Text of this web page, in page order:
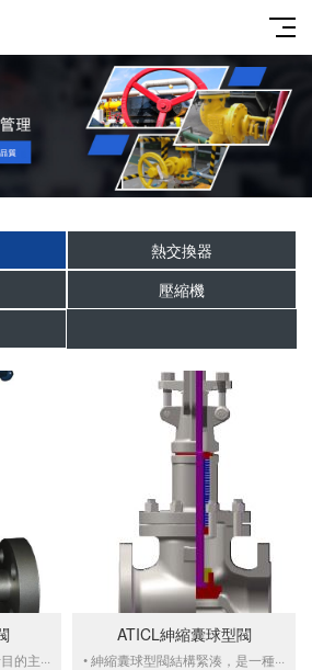
熱交換器
壓縮機
的主···
ATICL紳縮囊球型閥
• 紳縮囊球型閥結構緊湊，是一種···